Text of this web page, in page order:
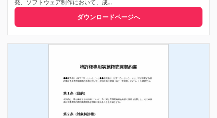
発、ソフトウェア制作において、成...
ダウンロードページへ